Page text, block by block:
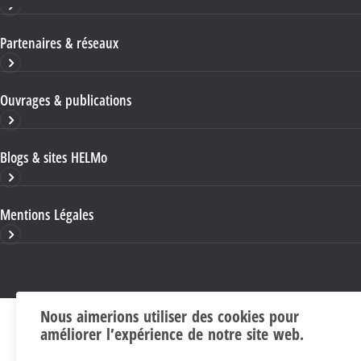
Partenaires & réseaux
Ouvrages & publications
Blogs & sites HELMo
Mentions Légales
Nous aimerions utiliser des cookies pour
améliorer l’expérience de notre site web.